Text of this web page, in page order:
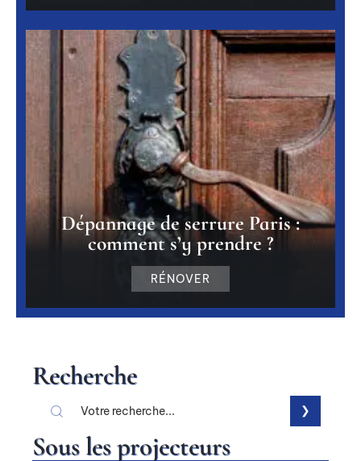
Dépannage de serrure Paris :
comment s’y prendre ?
RÉNOVER
Recherche
Sous les projecteurs